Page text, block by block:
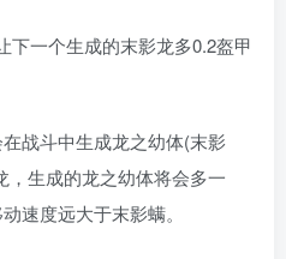
下一个生成的末影龙多0.2盔甲
战斗中生成龙之幼体(末影
生成的龙之幼体将会多一
速度远大于末影螨。